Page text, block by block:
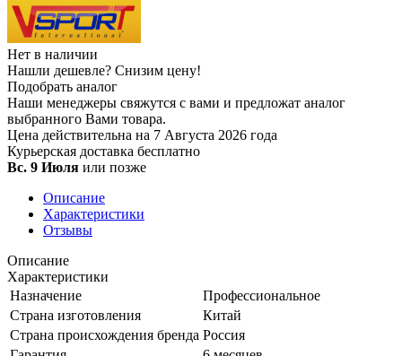
Нет в наличии
Нашли дешевле? Снизим цену!
Подобрать аналог
Наши менеджеры свяжутся с вами и предложат аналог
выбранного Вами товара.
Цена действительна на 7 Августа 2026 года
Курьерская доставка бесплатно
Вс. 9 Июля или позже
Описание
Характеристики
Отзывы
Описание
Характеристики
Назначение
Профессиональное
Страна изготовления
Китай
Страна происхождения бренда Россия